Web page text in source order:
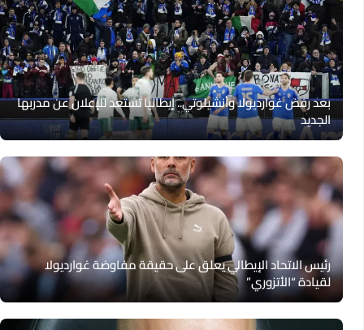
بعد رفض غوارديولا وأنشيلوتي.. إيطاليا تستعد للإعلان عن مدربها
الجديد
رئيس الاتحاد الإيطالي يعلق على حقيقة مفاوضة غوارديولا
لقيادة “الأتزوري”